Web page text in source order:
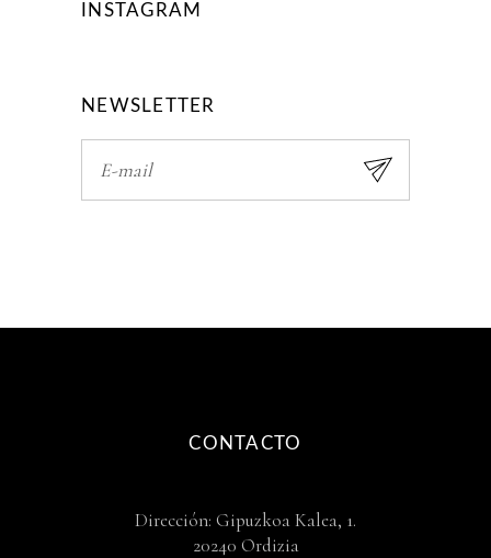
INSTAGRAM
NEWSLETTER
CONTACTO
Dirección: Gipuzkoa Kalea, 1.
20240 Ordizia